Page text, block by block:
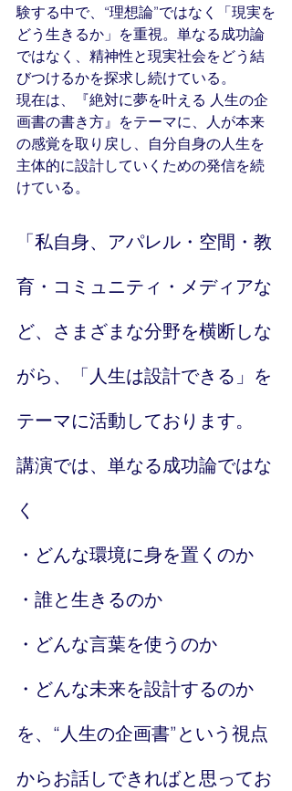
験する中で、“理想論”ではなく「現実を
どう生きるか」を重視。単なる成功論
ではなく、精神性と現実社会をどう結
びつけるかを探求し続けている。
現在は、『絶対に夢を叶える 人生の企
画書の書き方』をテーマに、人が本来
の感覚を取り戻し、自分自身の人生を
主体的に設計していくための発信を続
けている。
「私自身、アパレル・空間・教
育・コミュニティ・メディアな
ど、さまざまな分野を横断しな
がら、「人生は設計できる」を
テーマに活動しております。
講演では、単なる成功論ではな
く
・どんな環境に身を置くのか
・誰と生きるのか
・どんな言葉を使うのか
・どんな未来を設計するのか
を、“人生の企画書”という視点
からお話しできればと思ってお